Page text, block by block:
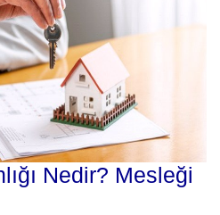
Nedir? Mesleği